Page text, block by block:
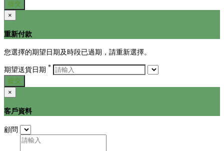
提交
×
重新付款
您選擇的期望日期及時段已過期，請重新選擇。
期望送貨日期 *
提交
×
客戶資料
顧問